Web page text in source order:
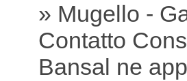
» Mugello -
Contatto
Bansal ne